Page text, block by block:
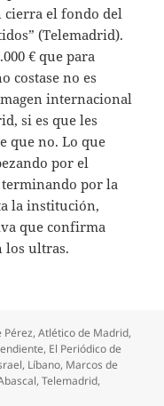
cierra el fondo del
(Telemadrid).
€ que para
costase no es
internacional
si es que les
que no. Lo que
por el
por la
la institución,
que confirma
los ultras.
Pérez,Atlético de Madrid,
, El Periódico de
, Líbano, Marcos de
,Telemadrid,